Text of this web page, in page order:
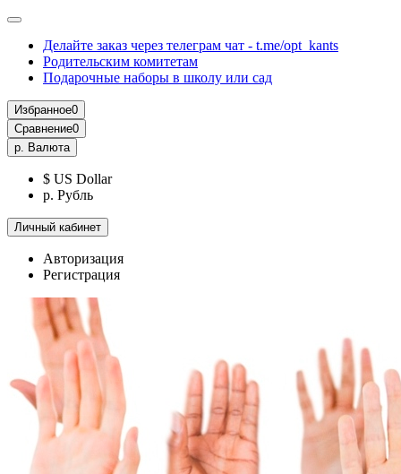
Делайте заказ через телеграм чат - t.me/opt_kants
Родительским комитетам
Подарочные наборы в школу или сад
Избранное0
Сравнение0
р. Валюта
$ US Dollar
р. Рубль
Личный кабинет
Авторизация
Регистрация